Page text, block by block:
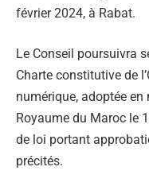
février 2024, à Rabat.
Le Conseil poursuivra
Charte constitutive de
numérique, adoptée
Royaume du Maroc le
de loi portant
précités.